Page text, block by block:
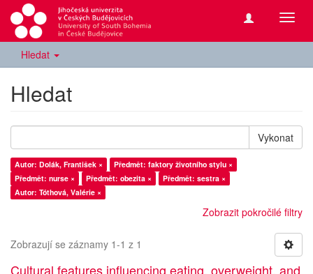
Hledat
Hledat
Vykonat
Autor: Dolák, František ×
Předmět: faktory životního stylu ×
Předmět: nurse ×
Předmět: obezita ×
Předmět: sestra ×
Autor: Tóthová, Valérie ×
Zobrazit pokročilé filtry
Zobrazují se záznamy 1-1 z 1
Cultural features influencing eating, overweight, and